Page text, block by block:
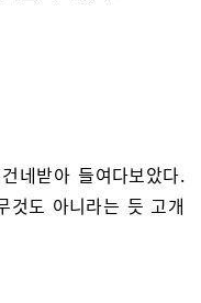
네받아 들여다보았다.
것도 아니라는 듯 고개